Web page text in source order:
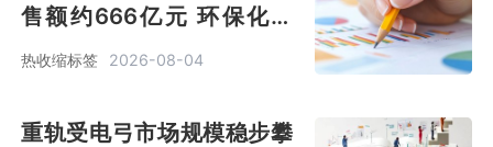
售额约666亿元 环保化转
型，材料持续革新[图]
热收缩标签 2026-08-04
重轨受电弓市场规模稳步攀